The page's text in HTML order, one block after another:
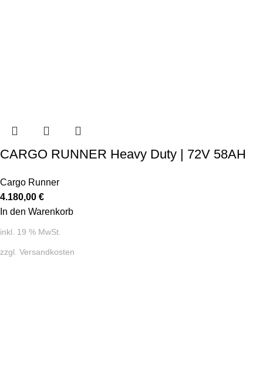
CARGO RUNNER Heavy Duty | 72V 58AH
Cargo Runner
4.180,00 €
In den Warenkorb
inkl. 19 % MwSt.
zzgl. Versandkosten